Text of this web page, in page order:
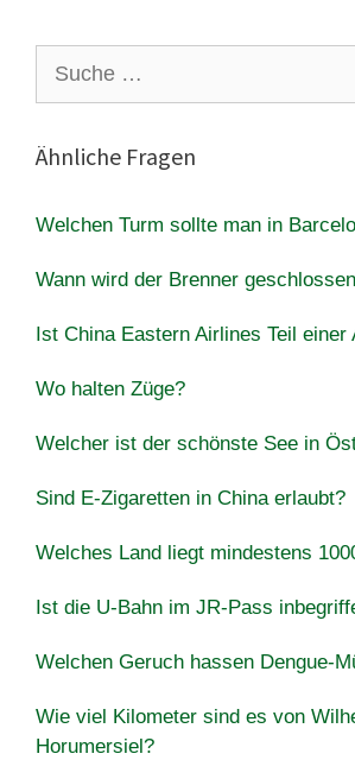
nach:
Ähnliche Fragen
Welchen Turm sollte man in
Wann wird der Brenner
Ist China Eastern Airlines Teil einer
Wo halten Züge?
Welcher ist der schönste See in
Sind E-Zigaretten in China erlaubt?
Welches Land liegt mindestens
Ist die U-Bahn im JR-Pass
Welchen Geruch hassen Dengue-
Wie viel Kilometer sind es von
Horumersiel?